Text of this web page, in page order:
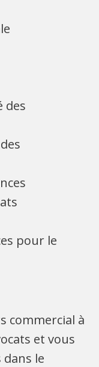
des
pour le
commercial à
et vous
le